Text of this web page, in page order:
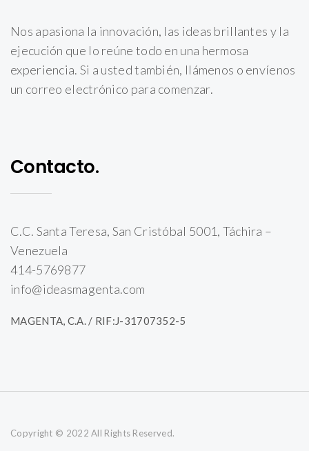
Nos apasiona la innovación, las ideas brillantes y la
ejecución que lo reúne todo en una hermosa
experiencia. Si a usted también, llámenos o envíenos
un correo electrónico para comenzar.
Contacto.
C.C. Santa Teresa, San Cristóbal 5001, Táchira –
Venezuela
414-5769877
info@ideasmagenta.com
MAGENTA, C.A. / RIF:J-31707352-5
Copyright © 2022 All Rights Reserved.